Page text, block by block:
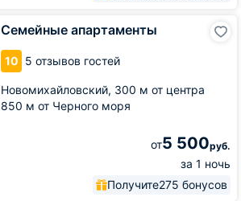
Семейные апартаменты
10 5 отзывов гостей
Новомихайловский, 300 м от центра
850 м от Черного моря
от5 500руб.
за 1 ночь
Получите275 бонусов